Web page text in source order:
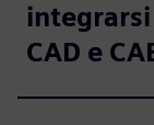
CAD e